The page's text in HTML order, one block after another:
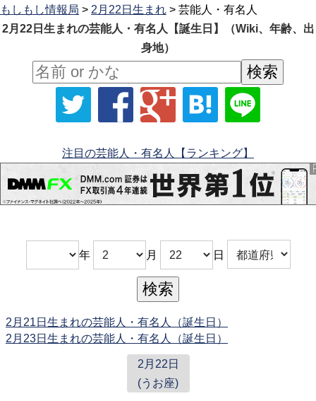
もしもし情報局 > 2月22日生まれ > 芸能人・有名人
2月22日生まれの芸能人・有名人【誕生日】（Wiki、年齢、出
身地）
注目の芸能人・有名人【ランキング】
年 月 日
2月21日生まれの芸能人・有名人（誕生日）
2月23日生まれの芸能人・有名人（誕生日）
2月22日
(うお座)